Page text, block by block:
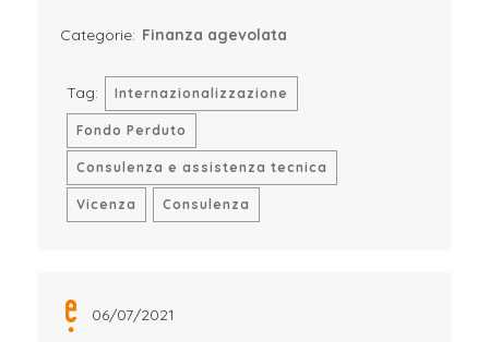
Categorie: Finanza agevolata
Tag: Internazionalizzazione
Fondo Perduto
Consulenza e assistenza tecnica
Vicenza Consulenza
06/07/2021